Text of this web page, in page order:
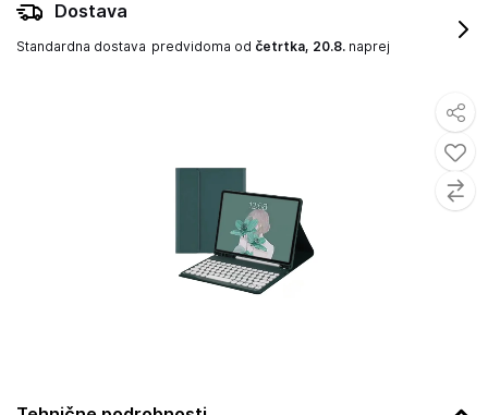
Dostava
Standardna dostava predvidoma od četrtka, 20.8. naprej